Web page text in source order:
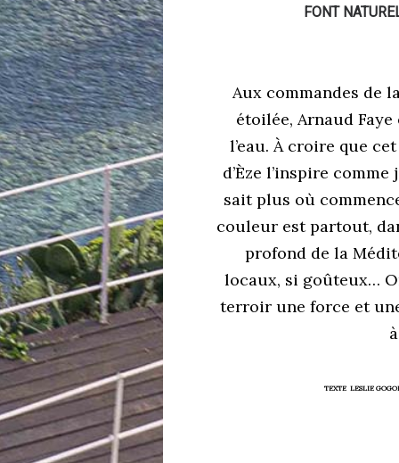
FONT
Aux commandes de
étoilée, Arnaud
l’eau. À croire que
d’Èze l’inspire
sait plus où
couleur est partout,
profond de la
locaux, si goûteux…
terroir une force et
TEXTE LESLIE